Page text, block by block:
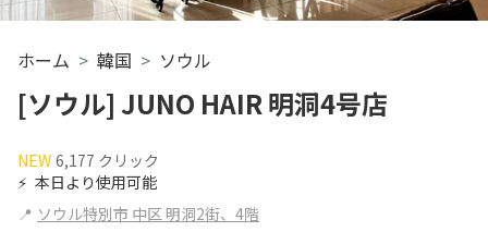
ホーム 韓国 ソウル
[ソウル] JUNO HAIR 明洞4号店
NEW 6,177 クリック
⚡ 本日より使用可能
📍 ソウル特別市 中区 明洞2街、4階